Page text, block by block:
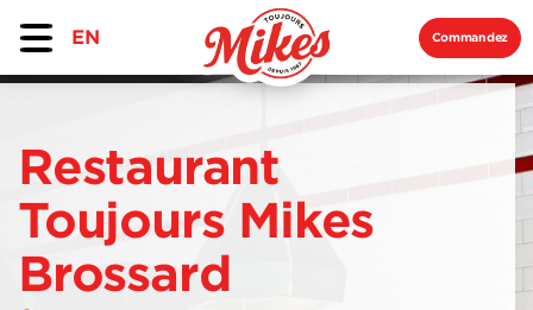
EN Commandez
Restaurant
Toujours Mikes
Brossard